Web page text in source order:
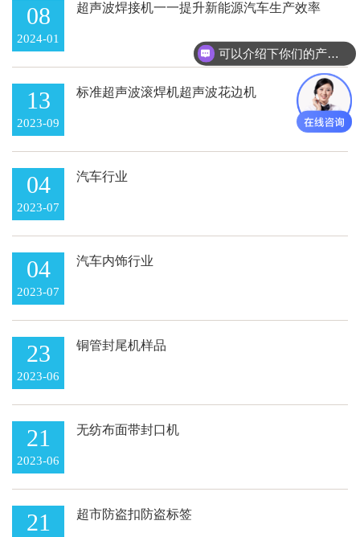
08
2024-01
超声波焊接机一一提升新能源汽车生产效率
13
2023-09
标准超声波滚焊机超声波花边机
04
2023-07
汽车行业
04
2023-07
汽车内饰行业
23
2023-06
铜管封尾机样品
21
2023-06
无纺布面带封口机
21 超市防盗扣防盗标签
可以介绍下你们的产品么